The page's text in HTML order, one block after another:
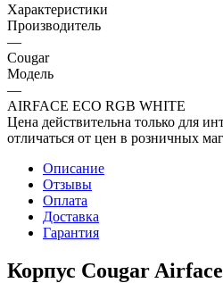
Характеристики
Производитель
—
Cougar
Модель
—
AIRFACE ECO RGB WHITE
Цена действительна только для
отличаться от цен в розничных
Описание
Отзывы
Оплата
Доставка
Гарантия
Корпус Cougar